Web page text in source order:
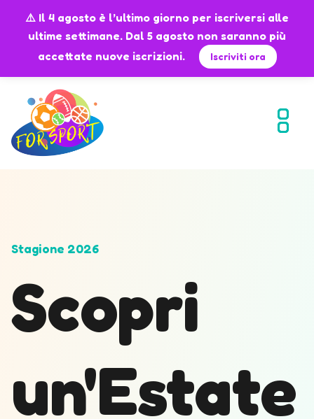
⚠️ Il 4 agosto è l’ultimo giorno per iscriversi alle
ultime settimane. Dal 5 agosto non saranno più
accettate nuove iscrizioni.
Iscriviti ora
Stagione 2026
Scopri
un'Estate